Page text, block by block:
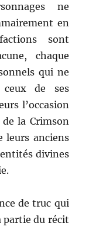
ne
en
sont
chaque
qui ne
ceux de ses
l’occasion
la Crimson
leurs anciens
divines
de truc qui
partie du récit